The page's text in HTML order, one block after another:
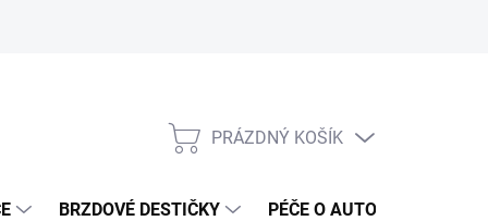
NÁKUPNÍ
PRÁZDNÝ KOŠÍK
BRZDOVÉ DESTIČKY PÉČE O AUTO